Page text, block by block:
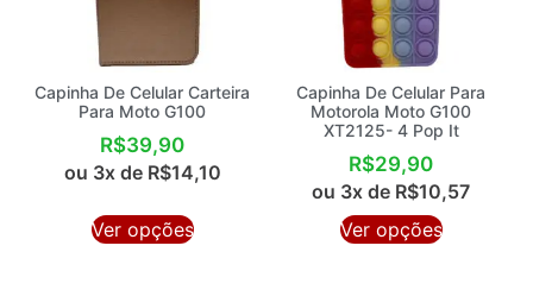
Capinha De Celular Carteira
Para Moto G100
R$39,90
ou 3x de R$14,10
Ver opções
Capinha De Celular Para
Motorola Moto G100
XT2125- 4 Pop It
R$29,90
ou 3x de R$10,57
Ver opções